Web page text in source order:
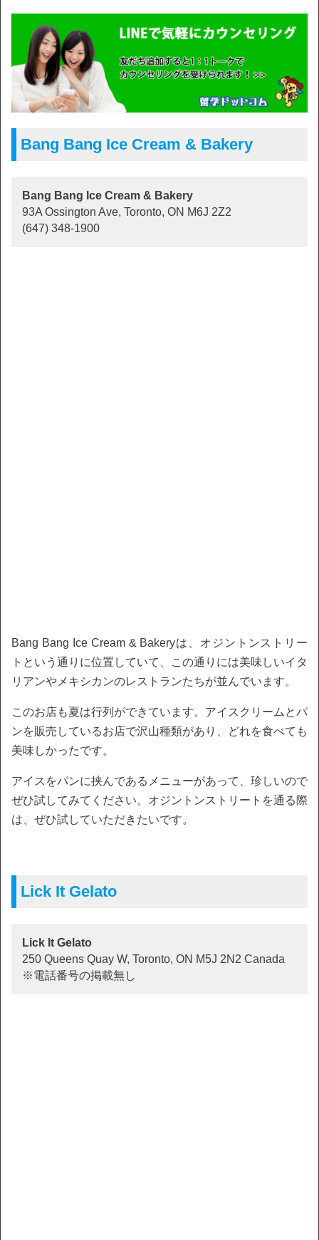
Bang Bang Ice Cream & Bakery
Bang Bang Ice Cream & Bakery
93A Ossington Ave, Toronto, ON M6J 2Z2
(647) 348-1900
Bang Bang Ice Cream & Bakeryは、オジントンストリー
トという通りに位置していて、この通りには美味しいイタ
リアンやメキシカンのレストランたちが並んでいます。
このお店も夏は行列ができています。アイスクリームとパ
ンを販売しているお店で沢山種類があり、どれを食べても
美味しかったです。
アイスをパンに挟んであるメニューがあって、珍しいので
ぜひ試してみてください。オジントンストリートを通る際
は、ぜひ試していただきたいです。
Lick It Gelato
Lick It Gelato
250 Queens Quay W, Toronto, ON M5J 2N2 Canada
※電話番号の掲載無し